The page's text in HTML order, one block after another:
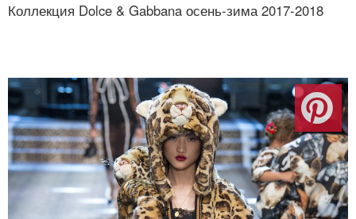
Коллекция Dolce & Gabbana осень-зима 2017-2018